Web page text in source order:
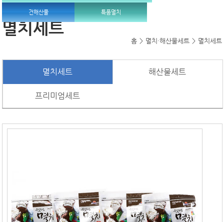
건해산물 특품멸치
멸치세트
홈 > 멸치·해산물세트 > 멸치세트
멸치세트 해산물세트
프리미엄세트